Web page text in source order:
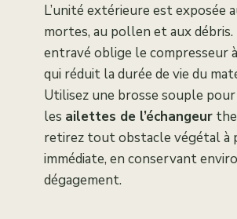
L’unité extérieure est exposée
mortes, au pollen et aux débris.
entravé oblige le compresseur
qui réduit la durée de vie du
Utilisez une brosse souple
les ailettes de l’échangeur
retirez tout obstacle végétal à
immédiate, en conservant
dégagement.